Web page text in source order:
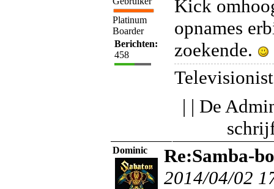
Platinum
Boarder
Berichten:
458
Kick
opnames
zoekende.
Televisionist
| | De
Dominic
Re:Samba-
2014/04/02